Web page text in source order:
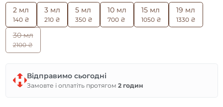
2 мл
140 ₴
3 мл
210 ₴
5 мл
350 ₴
10 мл
700 ₴
15 мл
1050 ₴
19 мл
1330 ₴
30 мл
2100 ₴
Відправимо сьогодні
Замовте і оплатіть протягом 2 годин